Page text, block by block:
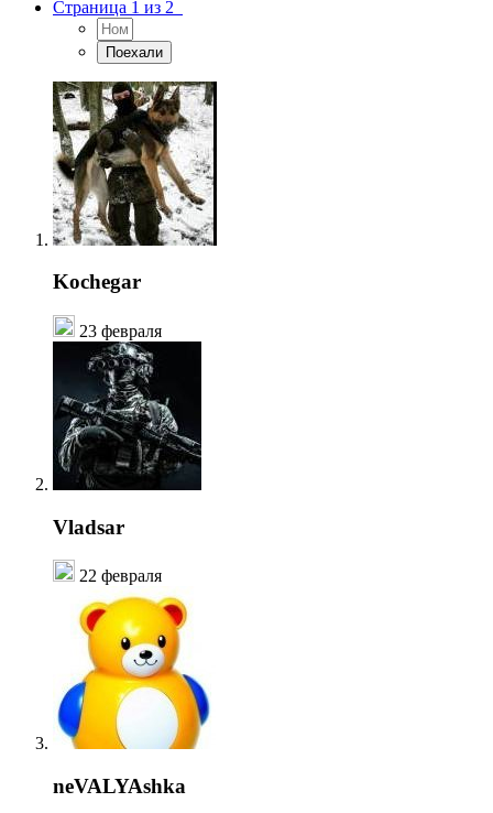
Страница 1 из 2
Kochegar
23 февраля
Vladsar
22 февраля
neVALYAshka